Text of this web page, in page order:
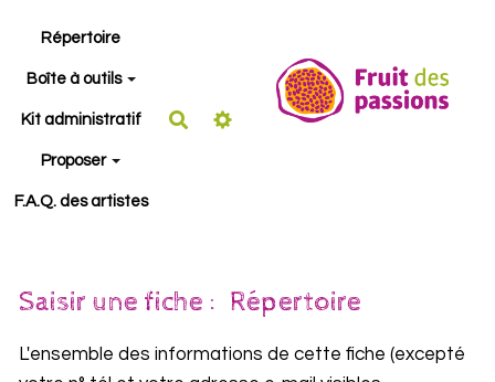
Aller au contenu principal
Répertoire
Boîte à outils
Kit administratif
Proposer
F.A.Q. des artistes
Rechercher
Saisir une fiche : Répertoire
L'ensemble des informations de cette fiche (excepté